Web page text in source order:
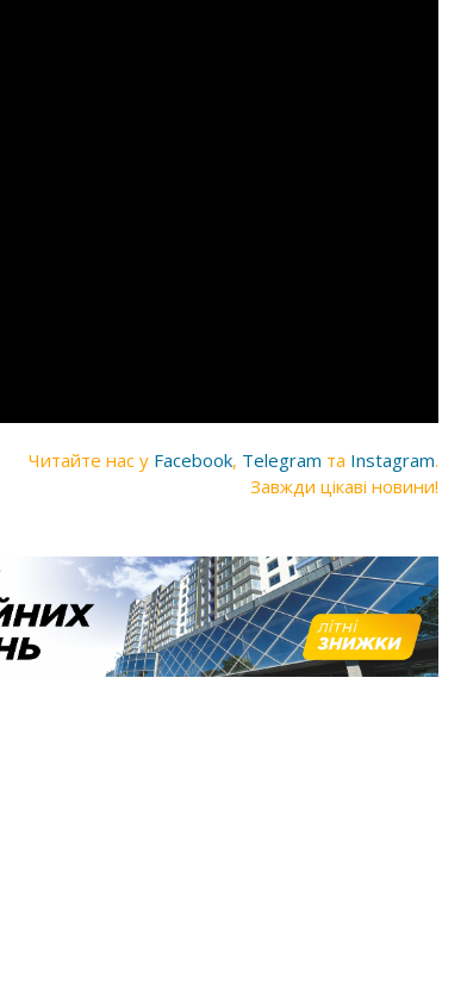
Читайте нас у Facebook, Telegram та Instagram.
Завжди цікаві новини!